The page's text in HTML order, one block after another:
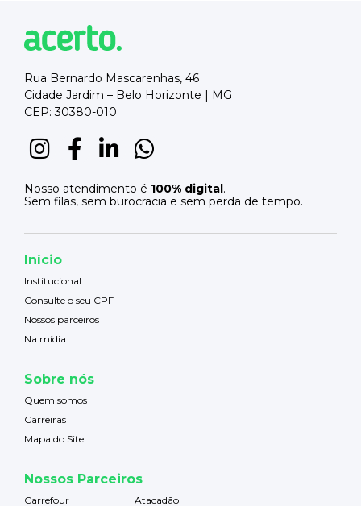
Rua Bernardo Mascarenhas, 46
Cidade Jardim – Belo Horizonte | MG
CEP: 30380-010
Nosso atendimento é 100% digital.
Sem filas, sem burocracia e sem perda de tempo.
Início
Institucional
Consulte o seu CPF
Nossos parceiros
Na mídia
Sobre nós
Quem somos
Carreiras
Mapa do Site
Nossos Parceiros
Carrefour
Atacadão